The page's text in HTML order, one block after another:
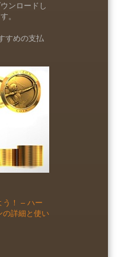
ンロードし
。
すめの支払
う！ – ハー
の詳細と使い